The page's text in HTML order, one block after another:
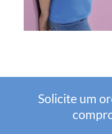
Solicite um